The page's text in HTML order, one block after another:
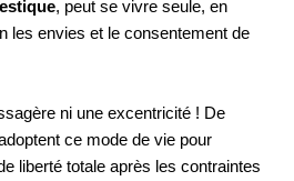
, peut se vivre seule, en
les envies et le consentement de
ni une excentricité ! De
ce mode de vie pour
liberté totale après les contraintes